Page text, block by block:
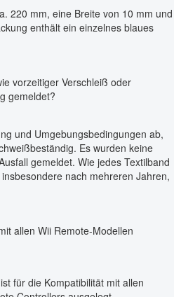
220 mm, eine Breite von 10 mm und
enthält ein einzelnes blaues
vorzeitiger Verschleiß oder
gemeldet?
und Umgebungsbedingungen ab,
Es wurden keine
gemeldet. Wie jedes Textilband
nach mehreren Jahren,
allen Wii Remote-Modellen
für die Kompatibilität mit allen